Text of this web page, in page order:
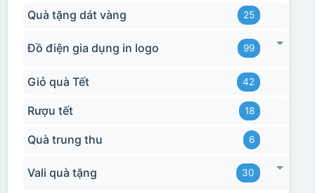
Quà tặng dát vàng 25
Đồ điện gia dụng in logo 99
Giỏ quà Tết 42
Rượu tết 18
Quà trung thu 6
Vali quà tặng 30